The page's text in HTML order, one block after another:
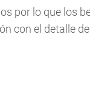
por lo que los
con el detalle